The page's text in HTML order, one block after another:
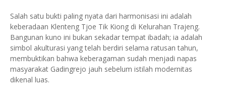
Salah satu bukti paling nyata dari harmonisasi ini adalah
keberadaan Klenteng Tjoe Tik Kiong di Kelurahan Trajeng.
Bangunan kuno ini bukan sekadar tempat ibadah; ia adalah
simbol akulturasi yang telah berdiri selama ratusan tahun,
membuktikan bahwa keberagaman sudah menjadi napas
masyarakat Gadingrejo jauh sebelum istilah modernitas
dikenal luas.